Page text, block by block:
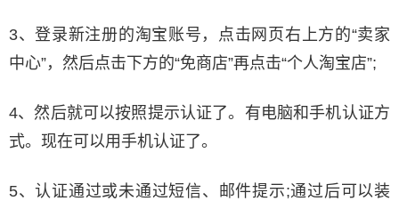
3、登录新注册的淘宝账号，点击网页右上方的“卖家
中心”，然后点击下方的“免商店”再点击“个人淘宝店”;
4、然后就可以按照提示认证了。有电脑和手机认证方
式。现在可以用手机认证了。
5、认证通过或未通过短信、邮件提示;通过后可以装